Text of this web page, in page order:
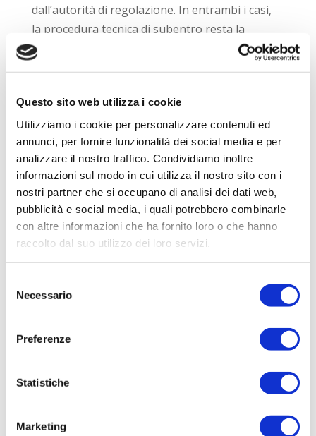
Questo sito web utilizza i cookie
Utilizziamo i cookie per personalizzare contenuti ed
annunci, per fornire funzionalità dei social media e per
analizzare il nostro traffico. Condividiamo inoltre
informazioni sul modo in cui utilizza il nostro sito con i
nostri partner che si occupano di analisi dei dati web,
pubblicità e social media, i quali potrebbero combinarle
con altre informazioni che ha fornito loro o che hanno
raccolto dal suo utilizzo dei loro servizi.
delNecessario
Preferenze
Statistiche
Marketing
dall’autorità di regolazione. In entrambi i casi,
la procedura tecnica di subentro resta la
stessa.
Documenti e dati necessari
Per evitare rallentamenti, è importante
documentazione richiesta. In particolare, il
codice POD
per la luce e il codice PDR
per il
gas sono elementi essenziali per identificare
in modo univoco il punto di fornitura.
Questi codici sono generalmente riportati
sulle vecchie bollette oppure possono essere
richiesti al distributore locale.
procedura senza avere tutti i dati necessari.
propri consumi può incidere sui costi nel
Per questo è utile affidarsi a operatori in